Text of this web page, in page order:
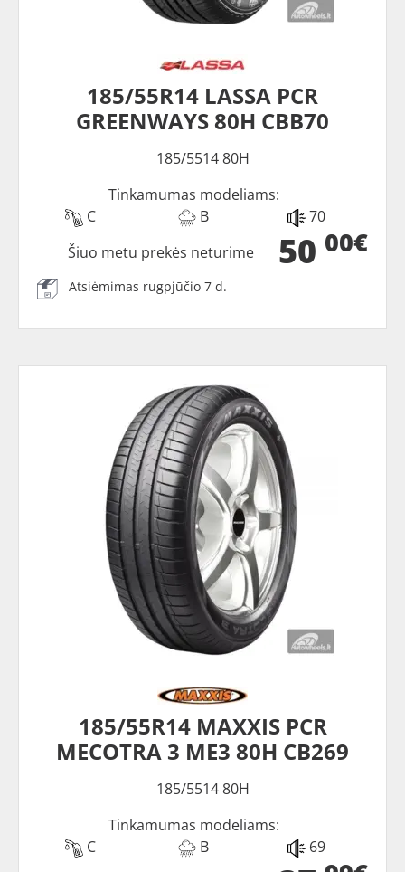
185/55R14 LASSA PCR
GREENWAYS 80H CBB70
185/5514 80H
Tinkamumas modeliams:
C
B 70
50 00€
Šiuo metu prekės neturime
Atsiėmimas rugpjūčio 7 d.
185/55R14 MAXXIS PCR
MECOTRA 3 ME3 80H CB269
185/5514 80H
Tinkamumas modeliams:
C
B 69